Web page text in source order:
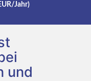
Jahr)
und